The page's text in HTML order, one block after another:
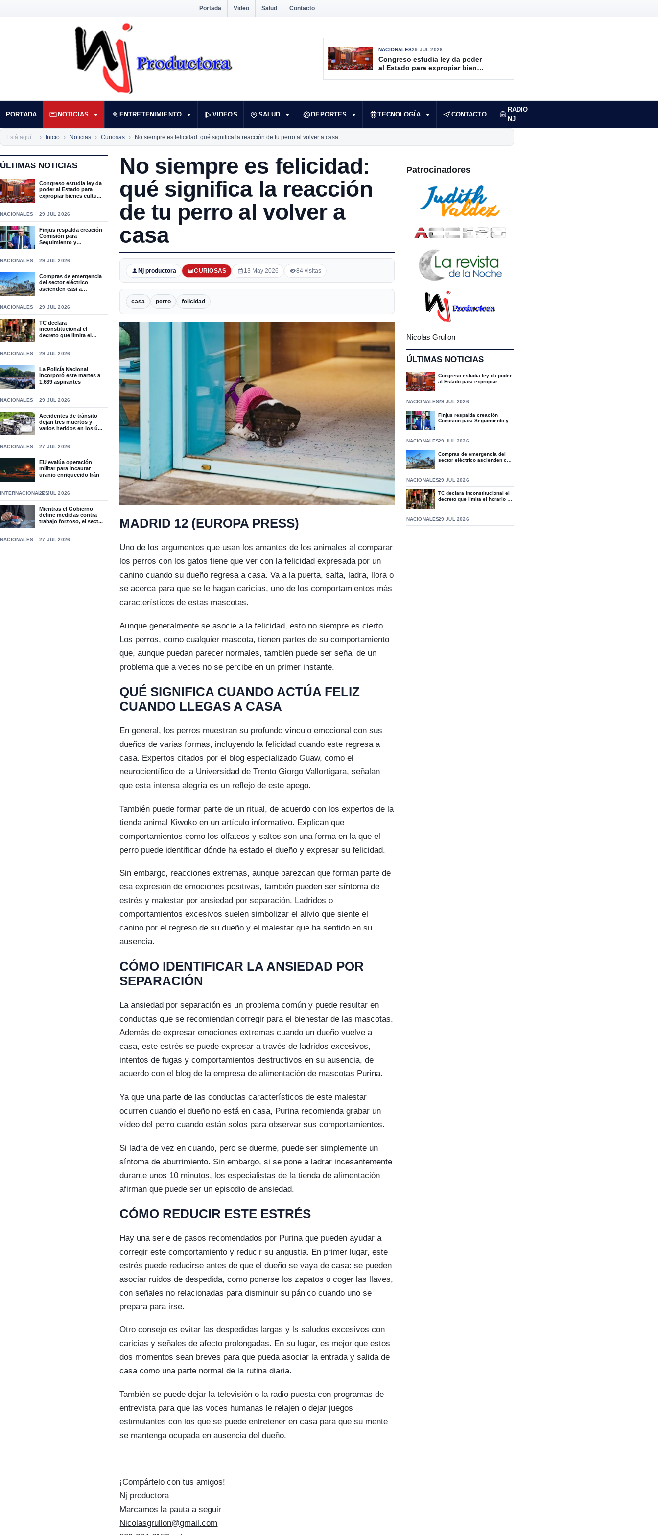
Portada Video Salud Contacto
NACIONALES29 JUL 2026
Congreso estudia ley da poder
al Estado para expropiar bienes
PORTADA NOTICIAS ENTRETENIMIENTO VIDEOS SALUD DEPORTES TECNOLOGÍA CONTACTO
RADIO
NJ
Está aquí: Inicio Noticias Curiosas No siempre es felicidad: qué significa la reacción de tu perro al volver a casa
ÚLTIMAS NOTICIAS
Congreso estudia ley da
poder al Estado para
expropiar bienes cultu...
NACIONALES 29 JUL 2026
Finjus respalda creación
Comisión para
Seguimiento y
NACIONALES 29 JUL 2026
Compras de emergencia
del sector eléctrico
ascienden casi a
NACIONALES 29 JUL 2026
TC declara
inconstitucional el
decreto que limita el
NACIONALES 29 JUL 2026
La Policía Nacional
incorporó este martes a
1,639 aspirantes
NACIONALES 29 JUL 2026
Accidentes de tránsito
dejan tres muertos y
varios heridos en los ú...
NACIONALES 27 JUL 2026
EU evalúa operación
militar para incautar
uranio enriquecido Irán
INTERNACIONALES27 JUL 2026
Mientras el Gobierno
define medidas contra
trabajo forzoso, el sect...
NACIONALES 27 JUL 2026
No siempre es felicidad:
qué significa la reacción
de tu perro al volver a
casa
Nj productora CURIOSAS 13 May 2026 84 visitas
casa perro felicidad
MADRID 12 (EUROPA PRESS)
Uno de los argumentos que usan los amantes de los animales al comparar
los perros con los gatos tiene que ver con la felicidad expresada por un
canino cuando su dueño regresa a casa. Va a la puerta, salta, ladra, llora o
se acerca para que se le hagan caricias, uno de los comportamientos más
característicos de estas mascotas.
Aunque generalmente se asocie a la felicidad, esto no siempre es cierto.
Los perros, como cualquier mascota, tienen partes de su comportamiento
que, aunque puedan parecer normales, también puede ser señal de un
problema que a veces no se percibe en un primer instante.
QUÉ SIGNIFICA CUANDO ACTÚA FELIZ
CUANDO LLEGAS A CASA
En general, los perros muestran su profundo vínculo emocional con sus
dueños de varias formas, incluyendo la felicidad cuando este regresa a
casa. Expertos citados por el blog especializado Guaw, como el
neurocientífico de la Universidad de Trento Giorgo Vallortigara, señalan
que esta intensa alegría es un reflejo de este apego.
También puede formar parte de un ritual, de acuerdo con los expertos de la
tienda animal Kiwoko en un artículo informativo. Explican que
comportamientos como los olfateos y saltos son una forma en la que el
perro puede identificar dónde ha estado el dueño y expresar su felicidad.
Sin embargo, reacciones extremas, aunque parezcan que forman parte de
esa expresión de emociones positivas, también pueden ser síntoma de
estrés y malestar por ansiedad por separación. Ladridos o
comportamientos excesivos suelen simbolizar el alivio que siente el
canino por el regreso de su dueño y el malestar que ha sentido en su
ausencia.
CÓMO IDENTIFICAR LA ANSIEDAD POR
SEPARACIÓN
La ansiedad por separación es un problema común y puede resultar en
conductas que se recomiendan corregir para el bienestar de las mascotas.
Además de expresar emociones extremas cuando un dueño vuelve a
casa, este estrés se puede expresar a través de ladridos excesivos,
intentos de fugas y comportamientos destructivos en su ausencia, de
acuerdo con el blog de la empresa de alimentación de mascotas Purina.
Ya que una parte de las conductas característicos de este malestar
ocurren cuando el dueño no está en casa, Purina recomienda grabar un
vídeo del perro cuando están solos para observar sus comportamientos.
Si ladra de vez en cuando, pero se duerme, puede ser simplemente un
síntoma de aburrimiento. Sin embargo, si se pone a ladrar incesantemente
durante unos 10 minutos, los especialistas de la tienda de alimentación
afirman que puede ser un episodio de ansiedad.
CÓMO REDUCIR ESTE ESTRÉS
Hay una serie de pasos recomendados por Purina que pueden ayudar a
corregir este comportamiento y reducir su angustia. En primer lugar, este
estrés puede reducirse antes de que el dueño se vaya de casa: se pueden
asociar ruidos de despedida, como ponerse los zapatos o coger las llaves,
con señales no relacionadas para disminuir su pánico cuando uno se
prepara para irse.
Otro consejo es evitar las despedidas largas y ls saludos excesivos con
caricias y señales de afecto prolongadas. En su lugar, es mejor que estos
dos momentos sean breves para que pueda asociar la entrada y salida de
casa como una parte normal de la rutina diaria.
También se puede dejar la televisión o la radio puesta con programas de
entrevista para que las voces humanas le relajen o dejar juegos
estimulantes con los que se puede entretener en casa para que su mente
se mantenga ocupada en ausencia del dueño.
¡Compártelo con tus amigos!
Nj productora
Marcamos la pauta a seguir
Nicolasgrullon@gmail.com
Patrocinadores
Nicolas Grullon
ÚLTIMAS NOTICIAS
Congreso estudia ley da poder
al Estado para expropiar
NACIONALES29 JUL 2026
Finjus respalda creación
Comisión para Seguimiento y
NACIONALES29 JUL 2026
Compras de emergencia del
sector eléctrico ascienden casi
NACIONALES29 JUL 2026
TC declara inconstitucional el
decreto que limita el horario de
NACIONALES29 JUL 2026